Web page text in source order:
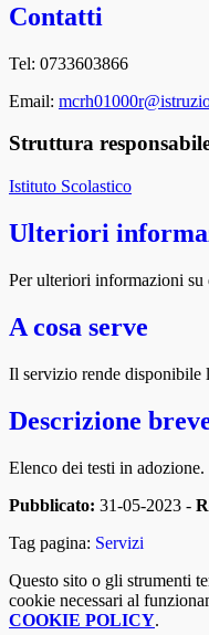
Contatti
Tel: 0733603866
Email:
Struttura
Istituto Scolastico
Ulteriori
Per ulteriori informazioni su
A cosa serve
Il servizio rende disponibile
Descrizione
Elenco dei testi in adozione.
Pubblicato: 31-05-2023 -
Tag pagina: Servizi
Questo sito o gli strumenti
cookie necessari al
COOKIE POLICY.